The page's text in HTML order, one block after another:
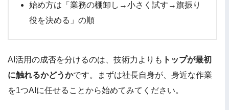
始め方は「業務の棚卸し→小さく試す→旗振り
役を決める」の順
AI活用の成否を分けるのは、技術力よりも トップが最初
に触れるかどうかです。まずは社長自身が、身近な作業
を1つAIに任せることから始めてみてください。